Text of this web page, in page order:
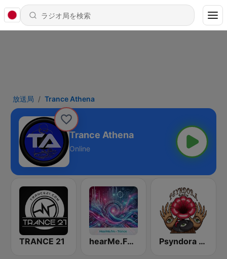
放送局 Trance Athena
Trance Athena
Online
TRANCE 21 hearMe.FM Trance Psyndora Psytrance